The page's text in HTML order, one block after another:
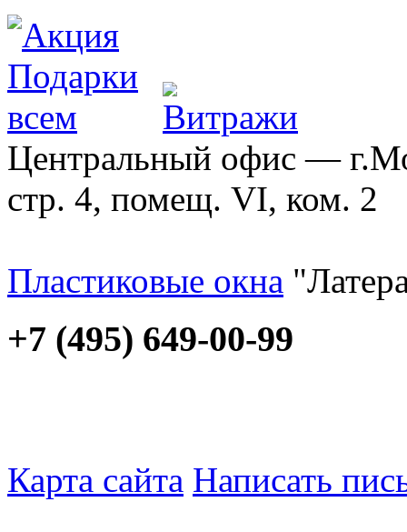
Центральный офис —
стр. 4, помещ. VI, ком. 2
Пластиковые окна
+7 (495) 649-00-99
Карта сайта Написать